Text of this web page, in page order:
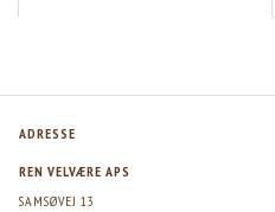
ADRESSE
REN VELVÆRE APS
SAMSØVEJ 13